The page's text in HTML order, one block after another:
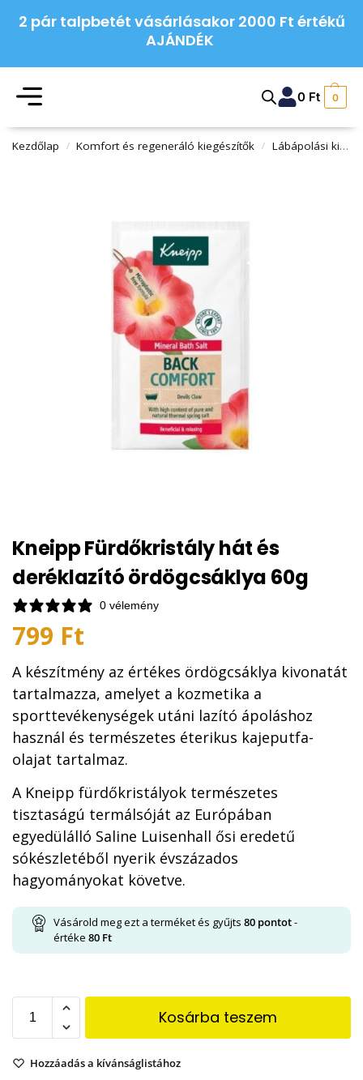
2 pár talpbetét vásárlásakor 2000 Ft értékű
AJÁNDÉK
0 Ft 0
Kezdőlap / Komfort és regeneráló kiegészítők / Lábápolási kiegészítők
Kneipp Fürdőkristály hát és
deréklazító ördögcsáklya 60g
0 vélemény
799 Ft
A készítmény az értékes ördögcsáklya kivonatát
tartalmazza, amelyet a kozmetika a
sporttevékenységek utáni lazító ápoláshoz
használ és természetes éterikus kajeputfa-
olajat tartalmaz.
A Kneipp fürdőkristályok természetes
tisztaságú termálsóját az Európában
egyedülálló Saline Luisenhall ősi eredetű
sókészletéből nyerik évszázados
hagyományokat követve.
Vásárold meg ezt a terméket és gyűjts 80 pontot-
értéke 80 Ft
Kosárba teszem
Hozzáadás a kívánságlistához